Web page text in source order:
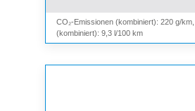
CO₂-Emissionen (kombiniert): 220 g/
(kombiniert): 9,3 l/100 km